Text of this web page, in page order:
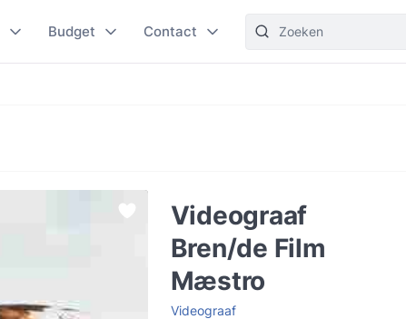
Budget Contact
Videograaf
Bren/de Film
Mæstro
Videograaf